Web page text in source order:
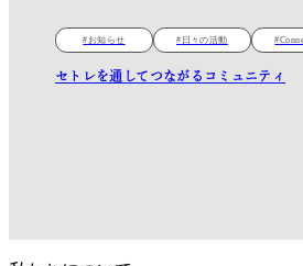
お知らせ 日々の活動
セトレを通してつながるコミュニティ